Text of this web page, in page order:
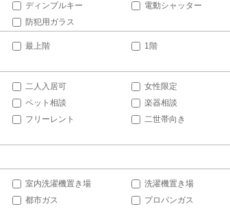
ディンプルキー
電動シャッター
防犯用ガラス
最上階
1階
二人入居可
女性限定
ペット相談
楽器相談
フリーレント
二世帯向き
室内洗濯機置き場
洗濯機置き場
都市ガス
プロパンガス